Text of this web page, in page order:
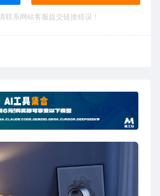
联系网站客服提交链接错误！